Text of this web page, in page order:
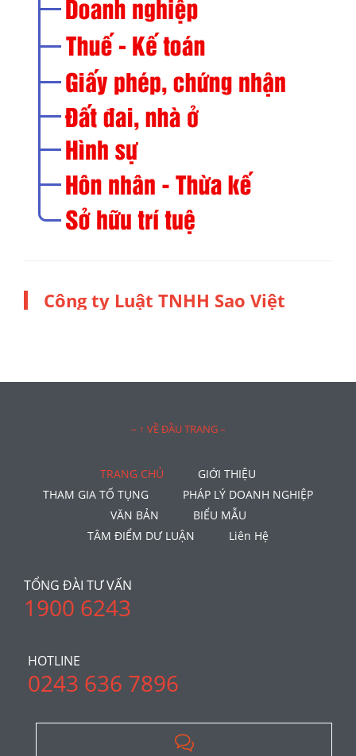
Công ty Luật TNHH Sao Việt
– ↑ VỀ ĐẦU TRANG –
TRANG CHỦ
GIỚI THIỆU
THAM GIA TỐ TỤNG
PHÁP LÝ DOANH NGHIỆP
VĂN BẢN
BIỂU MẪU
TÂM ĐIỂM DƯ LUẬN
Liên Hệ
TỔNG ĐÀI TƯ VẤN
1900 6243
HOTLINE
0243 636 7896
